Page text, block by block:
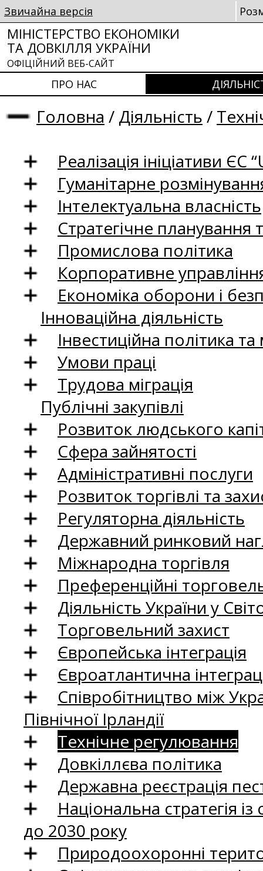
Звичайна версія
МІНІСТЕРСТВО ЕКОНОМІКИ
ТА ДОВКІЛЛЯ УКРАЇНИ
ОФІЦІЙНИЙ ВЕБ-САЙТ
ПРО НАС
Головна / Діяльність /
Реалізація ініціативи ЄС
Гуманітарне
Інтелектуальна власність
Стратегічне
Промислова політика
Корпоративне
Економіка оборони і
Інноваційна діяльність
Інвестиційна політика
Умови праці
Трудова міграція
Публічні закупівлі
Розвиток людського
Сфера зайнятості
Адміністративні послуги
Розвиток торгівлі та
Регуляторна діяльність
Державний ринковий
Міжнародна торгівля
Преференційні
Діяльність України у
Торговельний захист
Європейська інтеграція
Євроатлантична
Співробітництво між
Північної Ірландії
Технічне регулювання
Довкіллєва політика
Державна реєстрація
Національна стратегія
до 2030 року
Природоохоронні